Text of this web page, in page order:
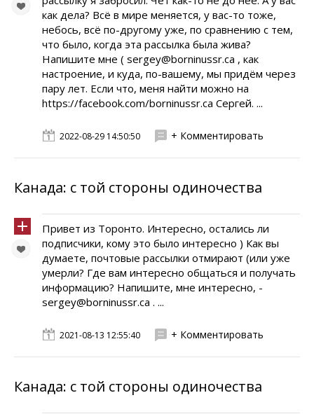
как дела? Всё в мире меняется, у вас-то тоже,
небось, всё по-другому уже, по сравнению с тем,
что было, когда эта рассылка была жива?
Напишите мне ( sergey@borninussr.ca , как
настроение, и куда, по-вашему, мы придём через
пару лет. Если что, меня найти можно на
https://facebook.com/borninussr.ca Сергей. ...
2022-08-29 14:50:50 + Комментировать
Канада: с той стороны одиночества
Привет из Торонто. Интересно, остались ли
подписчики, кому это было интересно ) Как вы
думаете, почтовые рассылки отмирают (или уже
умерли? Где вам интересно общаться и получать
информацию? Напишите, мне интересно, -
sergey@borninussr.ca . ...
2021-08-13 12:55:40 + Комментировать
Канада: с той стороны одиночества